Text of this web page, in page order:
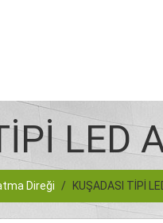
LED
Direği / KUŞADASI TİPİ